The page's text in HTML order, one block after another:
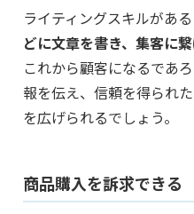
ライティングスキルがある
どに文章を書き、集客に繋
これから顧客になるであ
報を伝え、信頼を得られ
を広げられるでしょう。
商品購入を訴求できる